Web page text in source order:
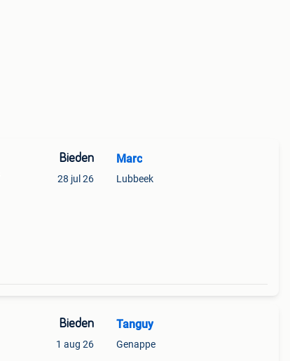
Bieden
28 jul 26
Marc
Lubbeek
Bieden
1 aug 26
Tanguy
Genappe